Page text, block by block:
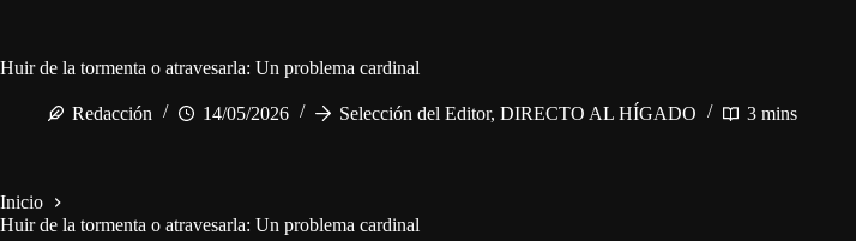
Huir de la tormenta o atravesarla: Un problema cardinal
Redacción 14/05/2026 Selección del Editor, DIRECTO AL HÍGADO 3 mins
Inicio
Huir de la tormenta o atravesarla: Un problema cardinal